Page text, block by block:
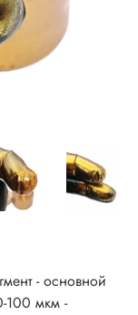
- основной
100 мкм -